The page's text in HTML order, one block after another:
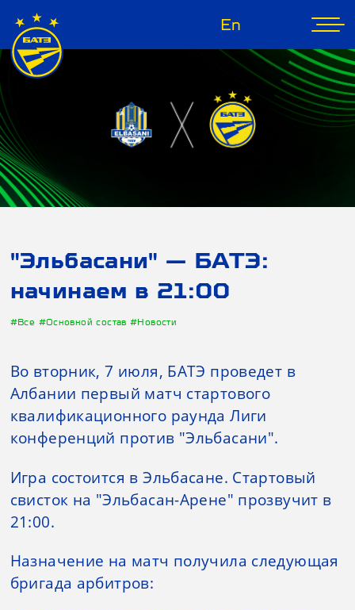
En
"Эльбасани" — БАТЭ:
начинаем в 21:00
#Все #Основной состав#Новости
Во вторник, 7 июля, БАТЭ проведет в
Албании первый матч стартового
квалификационного раунда Лиги
конференций против "Эльбасани".
Игра состоится в Эльбасане. Стартовый
свисток на "Эльбасан-Арене" прозвучит в
21:00.
Назначение на матч получила следующая
бригада арбитров: